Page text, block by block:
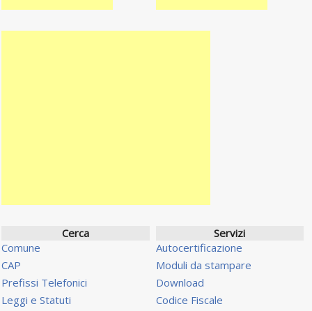
Cerca
Comune
CAP
Prefissi Telefonici
Leggi e Statuti
Servizi
Autocertificazione
Moduli da stampare
Download
Codice Fiscale